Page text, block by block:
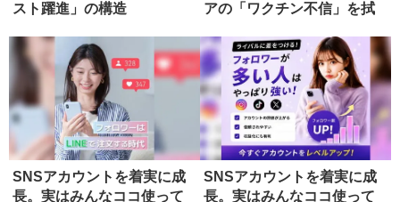
スト躍進」の構造
アの「ワクチン不信」を拭
SNSアカウントを着実に成
長。実はみんなココ使って
SNSアカウントを着実に成
長。実はみんなココ使って